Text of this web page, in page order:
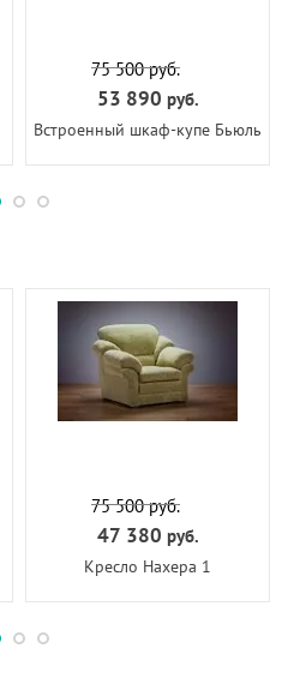
75 500руб.
53 890 руб.
Встроенный шкаф-купе Бьюль
75 500руб.
47 380 руб.
Кресло Нахера 1